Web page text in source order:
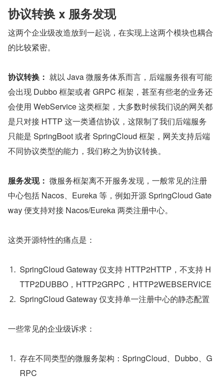
协议转换 x 服务发现
这两个企业级改造放到一起说，在实现上这两个模块也耦合
的比较紧密。
协议转换： 就以 Java 微服务体系而言，后端服务很有可能
会出现 Dubbo 框架或者 GRPC 框架，甚至有些老的业务还
会使用 WebService 这类框架，大多数时候我们说的网关都
是只对接 HTTP 这一类通信协议，这限制了我们后端服务
只能是 SpringBoot 或者 SpringCloud 框架，网关支持后端
不同协议类型的能力，我们称之为协议转换。
服务发现： 微服务框架离不开服务发现，一般常见的注册
中心包括 Nacos、Eureka 等，例如开源 SpringCloud Gate
way 便支持对接 Nacos/Eureka 两类注册中心。
这类开源特性的痛点是：
SpringCloud Gateway 仅支持 HTTP2HTTP，不支持 H
TTP2DUBBO，HTTP2GRPC，HTTP2WEBSERVICE
SpringCloud Gateway 仅支持单一注册中心的静态配置
一些常见的企业级诉求：
存在不同类型的微服务架构：SpringCloud、Dubbo、G
RPC